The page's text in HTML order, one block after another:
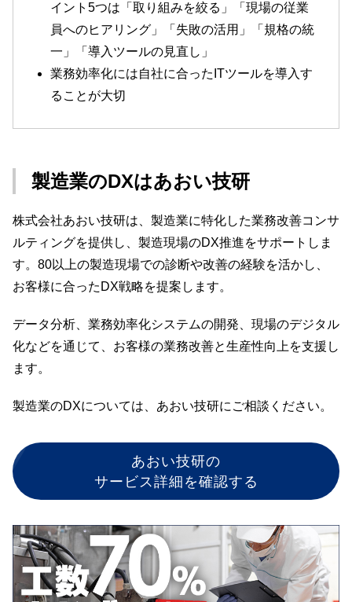
イント5つは「取り組みを絞る」「現場の従業
員へのヒアリング」「失敗の活用」「規格の統
一」「導入ツールの見直し」
業務効率化には自社に合ったITツールを導入す
ることが大切
製造業のDXはあおい技研
株式会社あおい技研は、製造業に特化した業務改善コンサ
ルティングを提供し、製造現場のDX推進をサポートしま
す。80以上の製造現場での診断や改善の経験を活かし、
お客様に合ったDX戦略を提案します。
データ分析、業務効率化システムの開発、現場のデジタル
化などを通じて、お客様の業務改善と生産性向上を支援し
ます。
製造業のDXについては、あおい技研にご相談ください。
あおい技研の
サービス詳細を確認する